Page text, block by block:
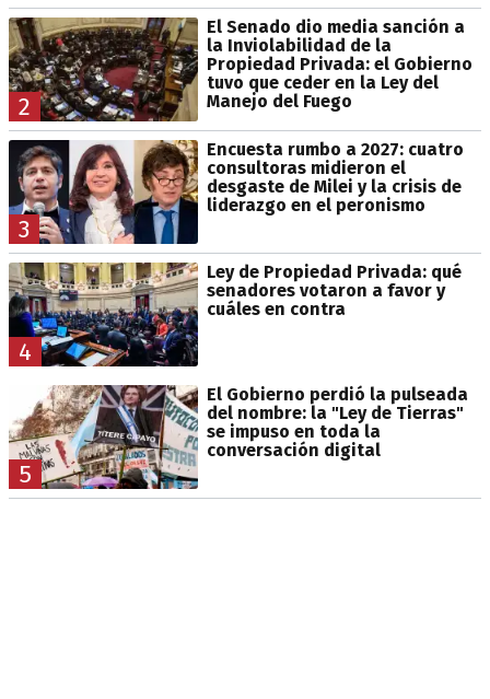
2
El Senado dio media sanción a
la Inviolabilidad de la
Propiedad Privada: el Gobierno
tuvo que ceder en la Ley del
Manejo del Fuego
3
Encuesta rumbo a 2027: cuatro
consultoras midieron el
desgaste de Milei y la crisis de
liderazgo en el peronismo
4
Ley de Propiedad Privada: qué
senadores votaron a favor y
cuáles en contra
5
El Gobierno perdió la pulseada
del nombre: la "Ley de Tierras"
se impuso en toda la
conversación digital